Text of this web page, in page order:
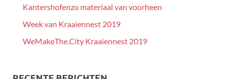
Kantershofenzo materiaal van voorheen
Week van Kraaiennest 2019
WeMakeThe.City Kraaiennest 2019